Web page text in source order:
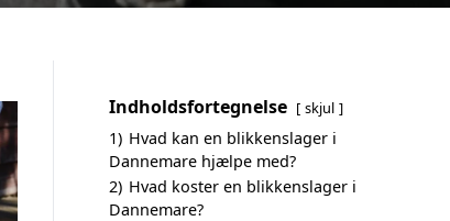
Indholdsfortegnelse skjul
1) Hvad kan en blikkenslager i
Dannemare hjælpe med?
2) Hvad koster en blikkenslager i
Dannemare?